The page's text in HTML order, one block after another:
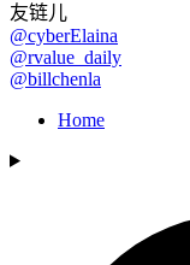
友链儿
@cyberElaina
@rvalue_daily
@billchenla
Home